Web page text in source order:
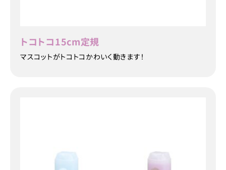
トコトコ15cm定規
マスコットがトコトコかわいく動きます！